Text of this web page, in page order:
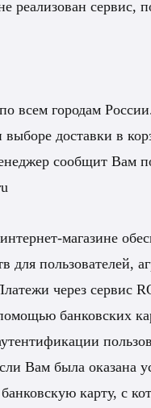
реализован
всем городам
доставки в
сообщит Вам
магазине
для пользователей,
через сервис
банковских
Вам была оказана
карту, с